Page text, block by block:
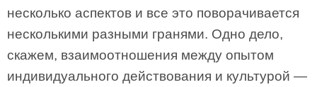
несколько аспектов и все это поворачивается
несколькими разными гранями. Одно дело,
скажем, взаимоотношения между опытом
индивидуального действования и культурой —